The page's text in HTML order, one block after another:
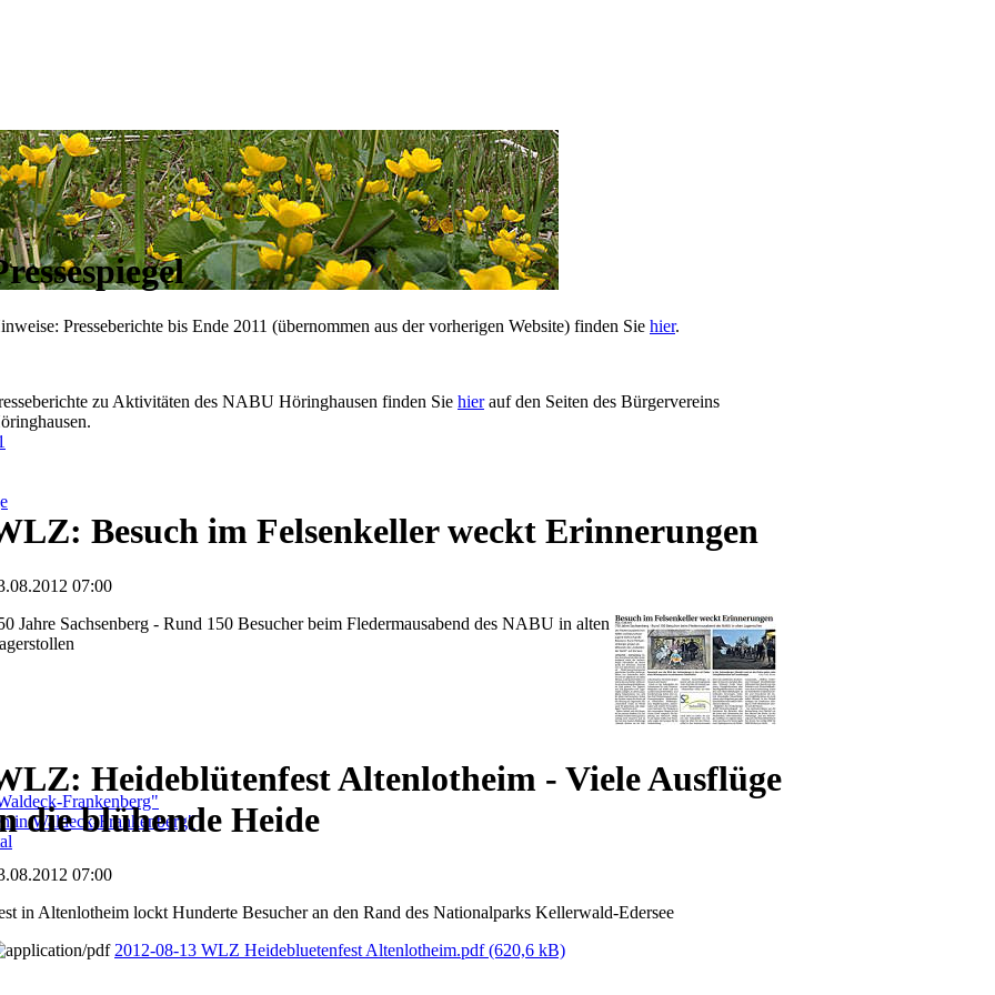
Frankenberg"
in Waldeck-Frankenberg"
Presseberichte bis Ende 2011 (übernommen aus der vorherigen Website) finden Sie hier.
zu Aktivitäten des NABU Höringhausen finden Sie hierauf den Seiten des Bürgervereins
Besuch im Felsenkeller weckt Erinnerungen
07:00
Jahre Sachsenberg - Rund 150 Besucher beim Fledermausabend des NABU in alten
Heideblütenfest Altenlotheim - Viele Ausflüge
die blühende Heide
07:00
in Altenlotheim lockt Hunderte Besucher an den Rand des Nationalparks Kellerwald-Edersee
2012-08-13 WLZ Heidebluetenfest Altenlotheim.pdf(620,6 kB)